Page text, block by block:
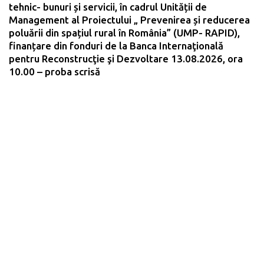
tehnic- bunuri și servicii, în cadrul Unității de
Management al Proiectului „ Prevenirea și reducerea
poluării din spațiul rural în România” (UMP- RAPID),
finanțare din fonduri de la Banca Internaţională
pentru Reconstrucţie şi Dezvoltare 13.08.2026, ora
10.00 – proba scrisă